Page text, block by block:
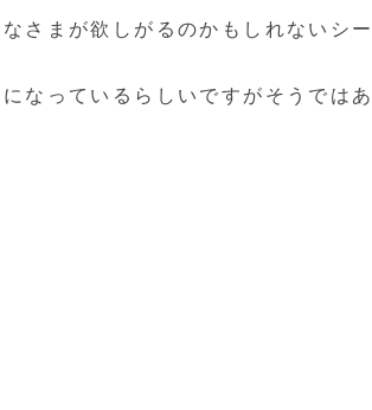
さまが欲しがるのかもしれないシー
なっているらしいですがそうではあ